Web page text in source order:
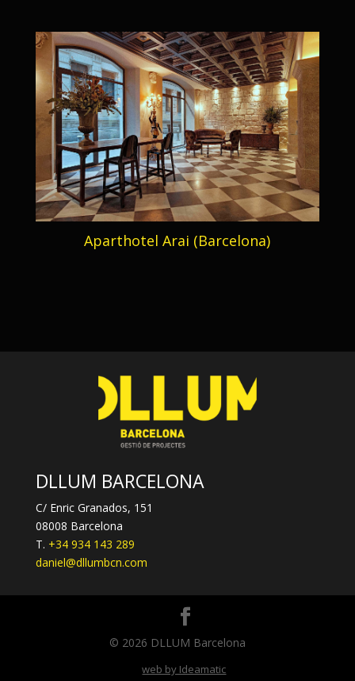
Aparthotel Arai (Barcelona)
DLLUM BARCELONA
C/ Enric Granados, 151
08008 Barcelona
T. +34 934 143 289
daniel@dllumbcn.com
© 2026 DLLUM Barcelona
web by Ideamatic